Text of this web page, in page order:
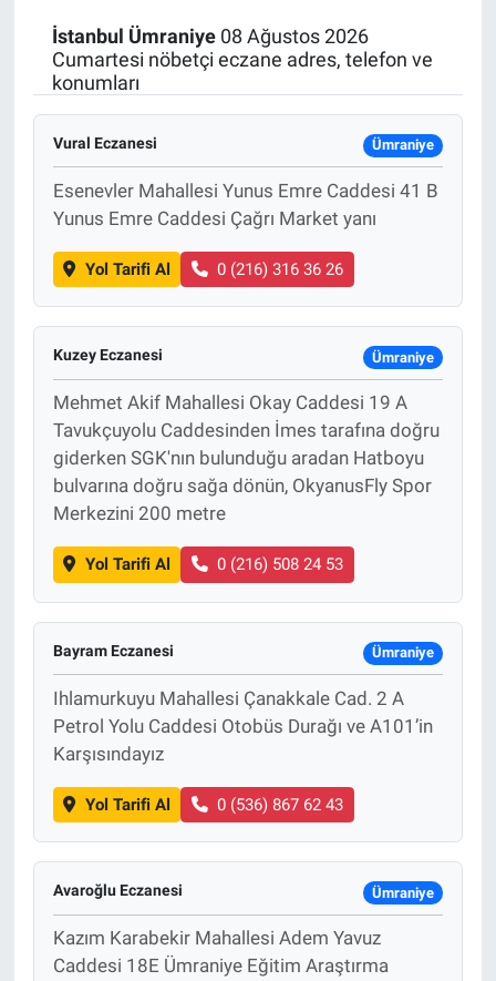
İstanbul Ümraniye08 Ağustos 2026
Cumartesi nöbetçi eczane adres, telefon ve
konumları
Vural Eczanesi Ümraniye
Esenevler Mahallesi Yunus Emre Caddesi 41 B
Yunus Emre Caddesi Çağrı Market yanı
Yol Tarifi Al 0 (216) 316 36 26
Kuzey Eczanesi Ümraniye
Mehmet Akif Mahallesi Okay Caddesi 19 A
Tavukçuyolu Caddesinden İmes tarafına doğru
giderken SGK'nın bulunduğu aradan Hatboyu
bulvarına doğru sağa dönün, OkyanusFly Spor
Merkezini 200 metre
Yol Tarifi Al 0 (216) 508 24 53
Bayram Eczanesi Ümraniye
Ihlamurkuyu Mahallesi Çanakkale Cad. 2 A
Petrol Yolu Caddesi Otobüs Durağı ve A101’in
Karşısındayız
Yol Tarifi Al 0 (536) 867 62 43
Avaroğlu Eczanesi Ümraniye
Kazım Karabekir Mahallesi Adem Yavuz
Caddesi 18E Ümraniye Eğitim Araştırma